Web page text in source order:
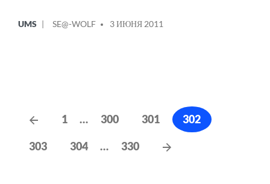
В
UMS
ОТ
SE@-WOLF 3 ИЮНЯ 2011
Навигация
Предыдущие
1 … 300 301 302
303 304 … 330